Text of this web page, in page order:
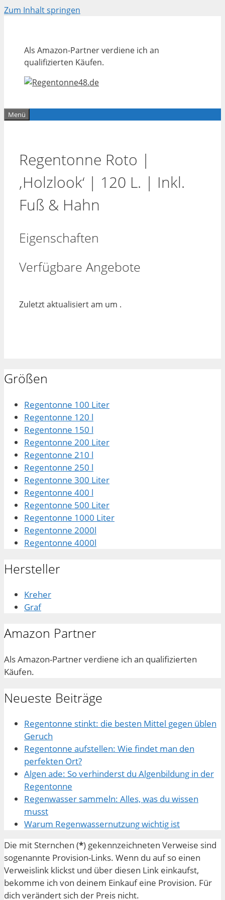
Zum Inhalt springen
Als Amazon-Partner verdiene ich an
qualifizierten Käufen.
Menü
Regentonne Roto |
‚Holzlook‘ | 120 L. | Inkl.
Fuß & Hahn
Eigenschaften
Verfügbare Angebote
Zuletzt aktualisiert am um .
Größen
Regentonne 100 Liter
Regentonne 120 l
Regentonne 150 l
Regentonne 200 Liter
Regentonne 210 l
Regentonne 250 l
Regentonne 300 Liter
Regentonne 400 l
Regentonne 500 Liter
Regentonne 1000 Liter
Regentonne 2000l
Regentonne 4000l
Hersteller
Kreher
Graf
Amazon Partner
Als Amazon-Partner verdiene ich an qualifizierten
Käufen.
Neueste Beiträge
Regentonne stinkt: die besten Mittel gegen üblen
Geruch
Regentonne aufstellen: Wie findet man den
perfekten Ort?
Algen ade: So verhinderst du Algenbildung in der
Regentonne
Regenwasser sammeln: Alles, was du wissen
musst
Warum Regenwassernutzung wichtig ist
Die mit Sternchen (*) gekennzeichneten Verweise sind
sogenannte Provision-Links. Wenn du auf so einen
Verweislink klickst und über diesen Link einkaufst,
bekomme ich von deinem Einkauf eine Provision. Für
dich verändert sich der Preis nicht.